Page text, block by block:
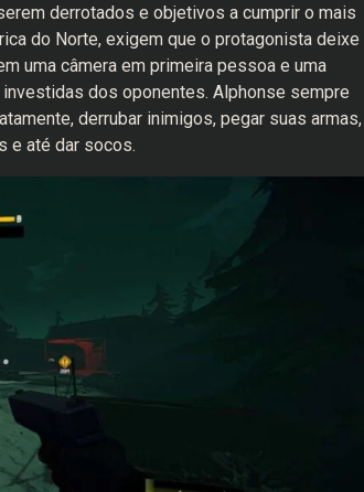
derrotados e objetivos a cumprir o mais
do Norte, exigem que o protagonista deixe
uma câmera em primeira pessoa e uma
dos oponentes. Alphonse sempre
derrubar inimigos, pegar suas armas,
e até dar socos.